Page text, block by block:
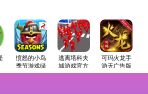
愤怒的小鸟
季节游戏绿
色版
逃离塔科夫
城游戏官方
版
可玛火龙手
游无广告版